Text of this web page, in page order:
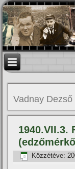
Vadnay Dezső
1940.VII.3.
Közzétéve: